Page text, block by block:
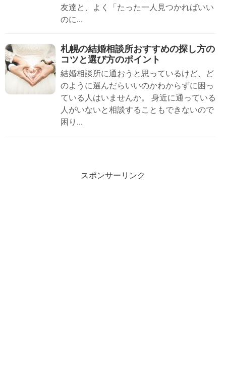
友達と、よく「たった一人見つかればいい
のに...
札幌の結婚相談所おすすめの探し方の
コツと選び方のポイント
結婚相談所に通おうと思っているけど、ど
のように選んだらいいのかわからずに困っ
ている人はいませんか。 身近に通っている
人がいないと相談することもできないので
困り...
スポンサーリンク